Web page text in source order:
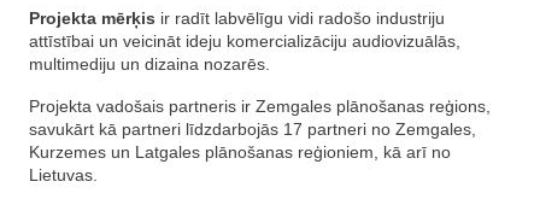
Projekta mērķis ir radīt labvēlīgu vidi radošo industriju
attīstībai un veicināt ideju komercializāciju audiovizuālās,
multimediju un dizaina nozarēs.
Projekta vadošais partneris ir Zemgales plānošanas reģions,
savukārt kā partneri līdzdarbojās 17 partneri no Zemgales,
Kurzemes un Latgales plānošanas reģioniem, kā arī no
Lietuvas.